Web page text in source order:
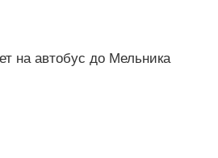
на автобус до Мельника